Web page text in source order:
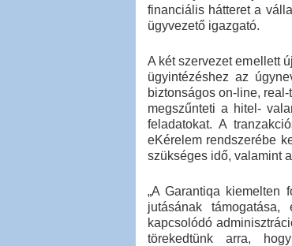
financiális hátteret a
ügyvezető igazgató.
A két szervezet emellett
ügyintézéshez az
biztonságos on-line,
megszűnteti a hitel-
feladatokat. A
eKérelem rendszerébe
szükséges idő, valamint
„A Garantiqa kiemelten
jutásának
kapcsolódó
törekedtünk arra,